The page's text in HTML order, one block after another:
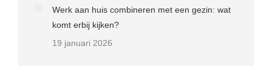
Werk aan huis combineren met een gezin: wat
komt erbij kijken?
19 januari 2026